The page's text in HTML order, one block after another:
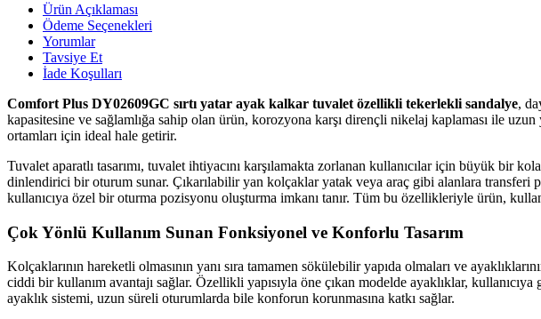
Ürün Açıklaması
Ödeme Seçenekleri
Yorumlar
Tavsiye Et
İade Koşulları
Comfort Plus DY02609GC sırtı yatar ayak kalkar tuvalet özellikli tekerlekli sandalye,
kapasitesine ve sağlamlığa sahip olan ürün, korozyona karşı dirençli nikelaj kaplaması ile
ortamları için ideal hale getirir.
Tuvalet aparatlı tasarımı, tuvalet ihtiyacını karşılamakta zorlanan kullanıcılar için büyük bir
dinlendirici bir oturum sunar. Çıkarılabilir yan kolçaklar yatak veya araç gibi alanlara
kullanıcıya özel bir oturma pozisyonu oluşturma imkanı tanır. Tüm bu özellikleriyle ürün,
Çok Yönlü Kullanım Sunan Fonksiyonel ve Konforlu Tasarım
Kolçaklarının hareketli olmasının yanı sıra tamamen sökülebilir yapıda olmaları ve
ciddi bir kullanım avantajı sağlar. Özellikli yapısıyla öne çıkan modelde ayaklıklar,
ayaklık sistemi, uzun süreli oturumlarda bile konforun korunmasına katkı sağlar.